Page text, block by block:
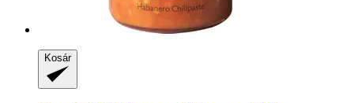
Kosár